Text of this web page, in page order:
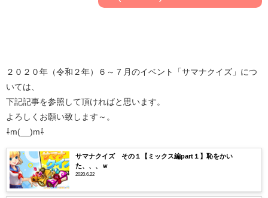
２０２０年（令和２年）６～７月のイベント「サマナクイズ」につ
いては、
下記記事を参照して頂ければと思います。
よろしくお願い致します～。
⇩m(__)m⇩
サマナクイズ その１【ミックス編part１】恥をかい
た、、、ｗ
2020.6.22